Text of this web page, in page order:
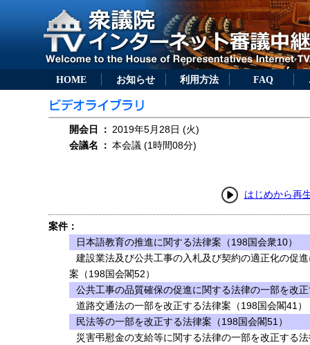
HOME お知らせ 利用方法 FAQ
開会日 ： 2019年5月28日 (火)
会議名
： 本会議 (1時間08分)
はじめから再
案件：
日本語教育の推進に関する法律案（198国会衆10）
建設業法及び公共工事の入札及び契約の適正化の促
案（198国会閣52）
公共工事の品質確保の促進に関する法律の一部を改
道路交通法の一部を改正する法律案（198国会閣41）
民法等の一部を改正する法律案（198国会閣51）
災害弔慰金の支給等に関する法律の一部を改正する